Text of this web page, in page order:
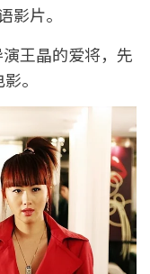
影片。
王晶的爱将，先
。